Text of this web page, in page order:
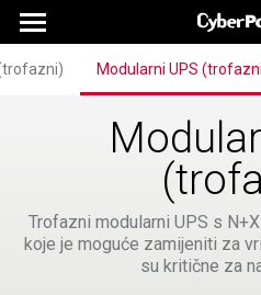
Modularni UPS
Trofazni modularni UPS s
koje je moguće zamijeniti za
su kritične za